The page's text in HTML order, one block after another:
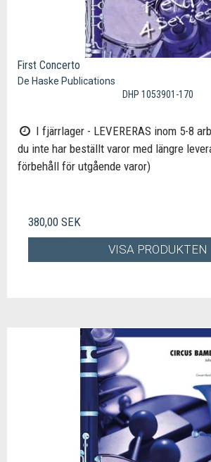
First Concerto
De Haske Publications
DHP 1053901-170
I fjärrlager - LEVERERAS inom 5-8
du inte har beställt varor med längre
förbehåll för utgående varor)
380,00 SEK
VISA PRODUKTEN